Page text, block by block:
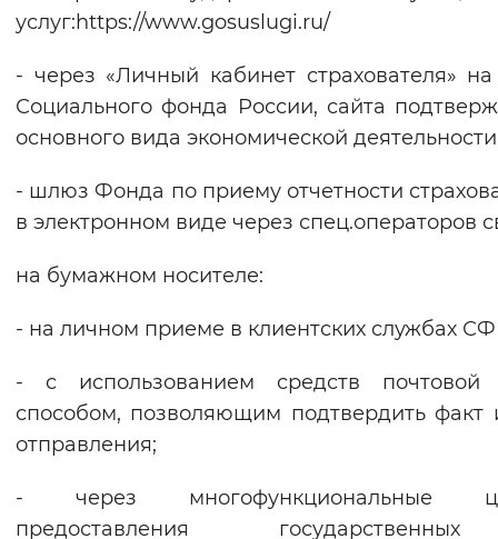
услуг:https://www.gosuslugi.ru/
- через «Личный кабинет страхователя» на
Социального фонда России, сайта
основного вида экономической деятельности
- шлюз Фонда по приему отчетности
в электронном виде через спец.операторов
на бумажном носителе:
- на личном приеме в клиентских службах
- с использованием средств почтовой
способом, позволяющим подтвердить факт
отправления;
- через многофункциональные
предоставления